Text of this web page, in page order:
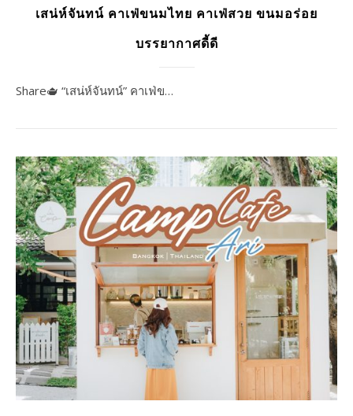
เสน่ห์จันทน์ คาเฟ่ขนมไทย คาเฟ่สวย ขนมอร่อย
บรรยากาศดี้ดี
Share🫖 “เสน่ห์จันทน์” คาเฟ่ข…